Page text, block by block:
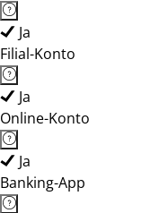
Ja
Filial-Konto
Ja
Online-Konto
Ja
Banking-App